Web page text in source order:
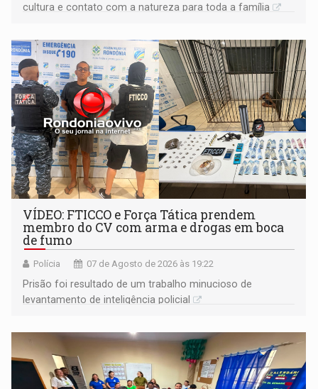
cultura e contato com a natureza para toda a família
VÍDEO: FTICCO e Força Tática prendem
membro do CV com arma e drogas em boca
de fumo
Polícia 07 de Agosto de 2026 às 19:22
Prisão foi resultado de um trabalho minucioso de
levantamento de inteligência policial